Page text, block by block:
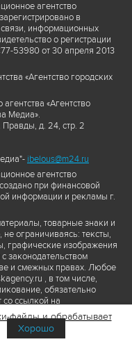
агентство
в
информационных
о регистрации
53980 от 30 апреля 2013
«Агентство городских
«Агентство
Медиа».
Правды, д. 24, стр. 2
ibelous@m24.ru
агентство
при финансовой
информации и рекламы г.
товарные знаки и
ограничиваясь: тексты,
графические изображения
законодательством
и смежных правах. Любое
, в том числе,
обязательно
ссылкой на
гиперссылкой на сайт
Переработка
файлы и обрабатывает
Хорошо